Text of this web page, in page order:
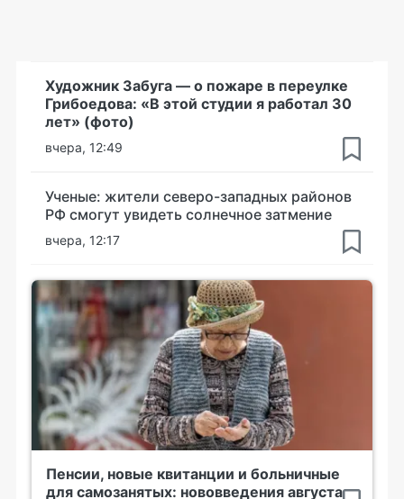
Художник Забуга — о пожаре в переулке
Грибоедова: «В этой студии я работал 30
лет» (фото)
вчера, 12:49
Ученые: жители северо-западных районов
РФ смогут увидеть солнечное затмение
вчера, 12:17
Пенсии, новые квитанции и больничные
для самозанятых: нововведения августа